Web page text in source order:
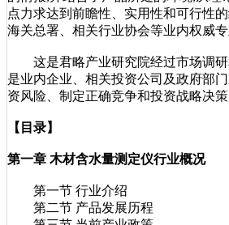
点力求达到前瞻性、实用性和可行性
海关总署、相关行业协会等业内权威
这是君略产业研究院经过市场调研
是业内企业、相关投资公司及政府部
资风险、制定正确竞争和投资战略决
【目录】
第一章 木材含水量测定仪行业概况
第一节 行业介绍
第二节 产品发展历程